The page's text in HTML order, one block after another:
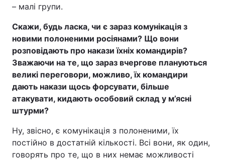
– малі групи.
Скажи, будь ласка, чи є зараз комунікація з
новими полоненими росіянами? Що вони
розповідають про накази їхніх командирів?
Зважаючи на те, що зараз вчергове плануються
великі переговори, можливо, їх командири
дають накази щось форсувати, більше
атакувати, кидають особовий склад у м’ясні
штурми?
Ну, звісно, є комунікація з полоненими, їх
постійно в достатній кількості. Всі вони, як один,
говорять про те, що в них немає можливості